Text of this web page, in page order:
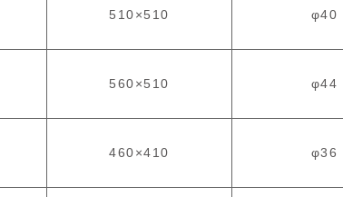
510×510 φ40
560×510 φ44
460×410 φ36